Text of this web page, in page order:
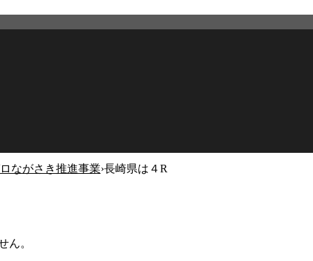
ながさき推進事業›長崎県は４R
ん。